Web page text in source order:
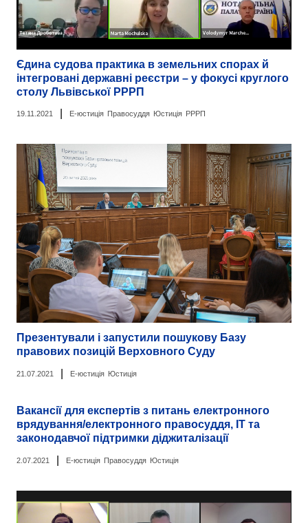
Єдина судова практика в земельних спорах й
інтегровані державні реєстри – у фокусі круглого
столу Львівської РРРП
19.11.2021 Е-юстиція Правосуддя Юстиція РРРП
Презентували і запустили пошукову Базу
правових позицій Верховного Суду
21.07.2021 Е-юстиція Юстиція
Вакансії для експертів з питань електронного
врядування/електронного правосуддя, ІТ та
законодавчої підтримки діджиталізації
2.07.2021 Е-юстиція Правосуддя Юстиція